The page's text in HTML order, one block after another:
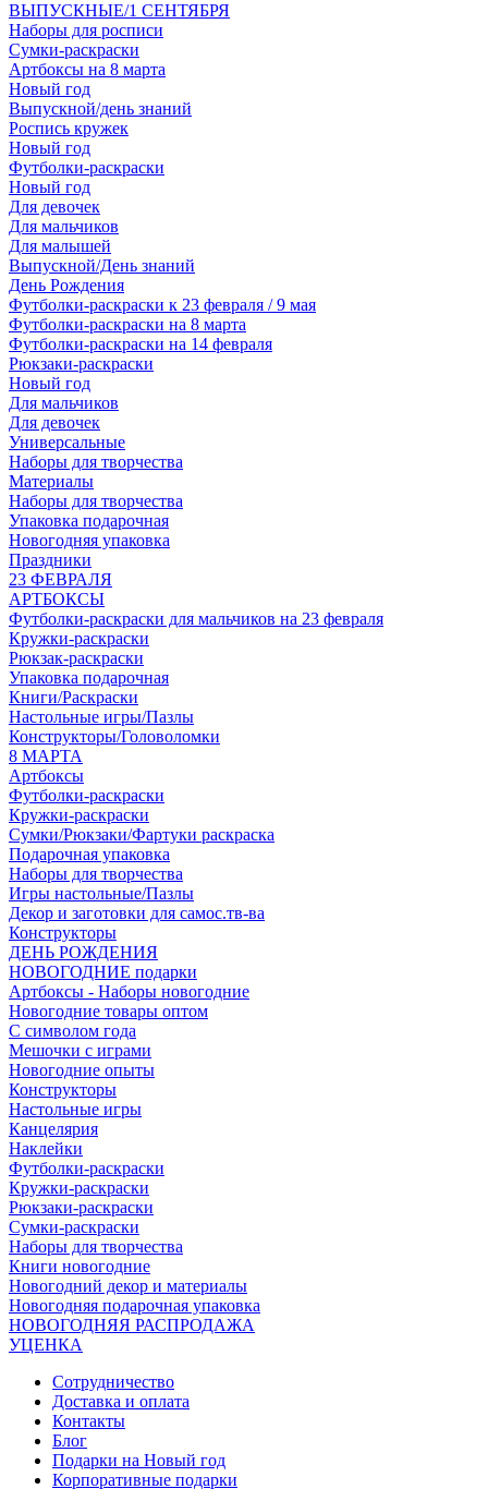
ВЫПУСКНЫЕ/1 СЕНТЯБРЯ
Наборы для росписи
Сумки-раскраски
Артбоксы на 8 марта
Новый год
Выпускной/день знаний
Роспись кружек
Новый год
Футболки-раскраски
Новый год
Для девочек
Для мальчиков
Для малышей
Выпускной/День знаний
День Рождения
Футболки-раскраски к 23 февраля / 9 мая
Футболки-раскраски на 8 марта
Футболки-раскраски на 14 февраля
Рюкзаки-раскраски
Новый год
Для мальчиков
Для девочек
Универсальные
Наборы для творчества
Материалы
Наборы для творчества
Упаковка подарочная
Новогодняя упаковка
Праздники
23 ФЕВРАЛЯ
АРТБОКСЫ
Футболки-раскраски для мальчиков на 23 февраля
Кружки-раскраски
Рюкзак-раскраски
Упаковка подарочная
Книги/Раскраски
Настольные игры/Пазлы
Конструкторы/Головоломки
8 МАРТА
Артбоксы
Футболки-раскраски
Кружки-раскраски
Сумки/Рюкзаки/Фартуки раскраска
Подарочная упаковка
Наборы для творчества
Игры настольные/Пазлы
Декор и заготовки для самос.тв-ва
Конструкторы
ДЕНЬ РОЖДЕНИЯ
НОВОГОДНИЕ подарки
Артбоксы - Наборы новогодние
Новогодние товары оптом
С символом года
Мешочки с играми
Новогодние опыты
Конструкторы
Настольные игры
Канцелярия
Наклейки
Футболки-раскраски
Кружки-раскраски
Рюкзаки-раскраски
Сумки-раскраски
Наборы для творчества
Книги новогодние
Новогодний декор и материалы
Новогодняя подарочная упаковка
НОВОГОДНЯЯ РАСПРОДАЖА
УЦЕНКА
Сотрудничество
Доставка и оплата
Контакты
Блог
Подарки на Новый год
Корпоративные подарки